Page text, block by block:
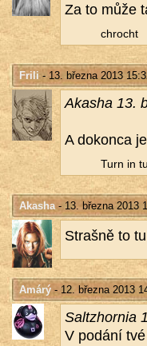
Za to může
chrocht
Frili - 13. března 2013
Aka­sha 13.
A do­kon­ca
Turn in
Akasha- 13. března 2013
Straš­ně to
Amárý- 12. března 2013
Salt­zhor­nia
V po­dá­ní